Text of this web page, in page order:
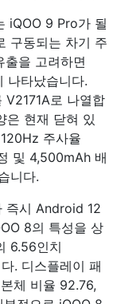
iQOO 9 Pro가 될
구동되는 차기 주
출을 고려하면
나타났습니다.
V2171A로 나열합
은 현재 닫혀 있
주사율
및 4,500mAh 배
니다.
즉시 Android 12
8의 특성을 상
6.56인치
. 디스플레이 패
체 비율 92.76,